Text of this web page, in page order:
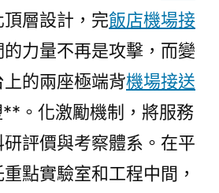
層設計，完飯店機場接
力量不再是攻擊，而變
的兩座極端背機場接送
。化激勵機制，將服務
評價與考察體系。在平
點實驗室和工程中間，